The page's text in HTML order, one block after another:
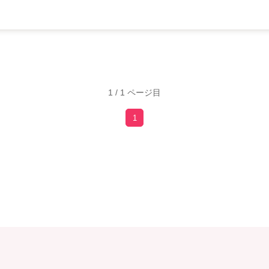
1 / 1 ページ目
1